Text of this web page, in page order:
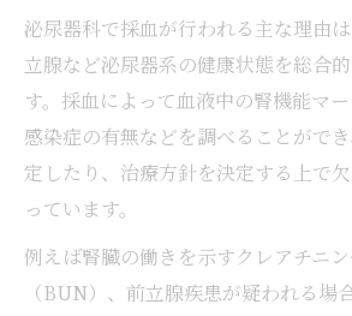
泌尿器科で採血が行われる主な理由
立腺など泌尿器系の健康状態を総合
す。採血によって血液中の腎機能マー
感染症の有無などを調べることがで
定したり、治療方針を決定する上で
っています。
例えば腎臓の働きを示すクレアチニ
（BUN）、前立腺疾患が疑われる場